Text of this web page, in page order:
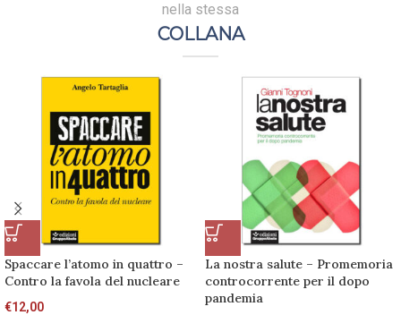
nella stessa
COLLANA
Spaccare l’atomo in quattro –
Contro la favola del nucleare
€12,00
La nostra salute – Promemoria
controcorrente per il dopo
pandemia